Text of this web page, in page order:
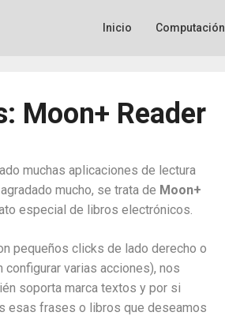
Inicio Computación
Moon+ Reader
muchas aplicaciones de lectura
mucho, se trata de Moon+
especial de libros electrónicos.
pequeños clicks de lado derecho o
varias acciones), nos
soporta marca textos y por si
esas frases o libros que deseamos